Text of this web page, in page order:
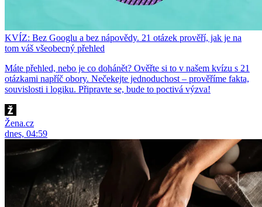
KVÍZ: Bez Googlu a bez nápovědy. 21 otázek prověří, jak je na
tom váš všeobecný přehled
Máte přehled, nebo je co dohánět? Ověřte si to v našem kvízu s 21
otázkami napříč obory. Nečekejte jednoduchost – prověříme fakta,
souvislosti i logiku. Připravte se, bude to poctivá výzva!
Žena.cz
dnes, 04:59